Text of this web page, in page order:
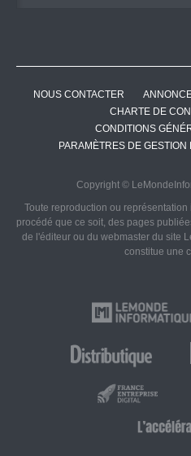
NOUS CONTACTER
CHARTE DE
CONDITIONS
PARAMÈTRES DE
Copyright ©
Toute reproduction ou
procédé que ce soit, des pages
de l'éditeur ou du webmaster du site
constitue une